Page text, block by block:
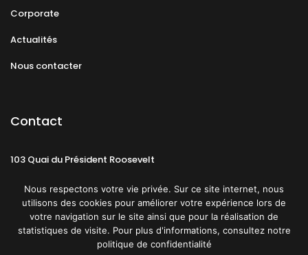
Corporate
Actualités
Nous contacter
Contact
103 Quai du Président Roosevelt
CGU Politique de confidentialité
Nous respectons votre vie privée. Sur ce site internet, nous
utilisons des cookies pour améliorer votre expérience lors de
votre navigation sur le site ainsi que pour la réalisation de
statistiques de visite. Pour plus d'informations, consultez notre
politique de confidentialité